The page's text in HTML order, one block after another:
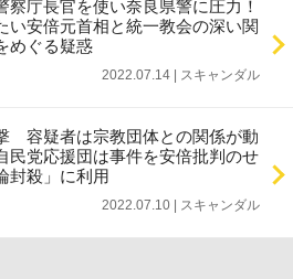
察庁長官を使い奈良県警に圧力！
い安倍元首相と統一教会の深い関
めぐる疑惑
2022.07.14 | スキャンダル
容疑者は宗教団体との関係が動
党応援団は事件を安倍批判のせ
封殺」に利用
2022.07.10 | スキャンダル